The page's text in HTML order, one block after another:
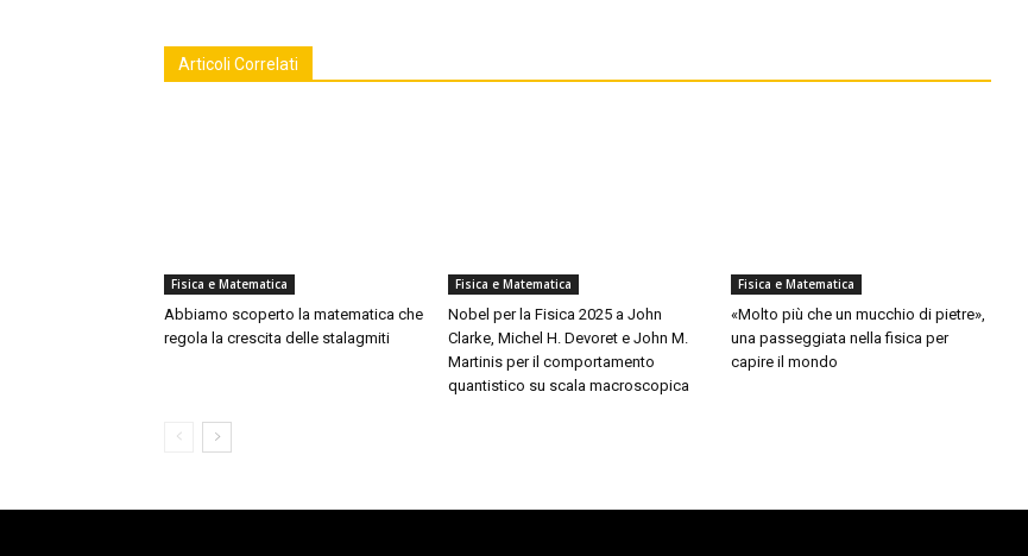
Articoli Correlati
Fisica e Matematica
Abbiamo scoperto la matematica che
regola la crescita delle stalagmiti
Fisica e Matematica
Nobel per la Fisica 2025 a John
Clarke, Michel H. Devoret e John M.
Martinis per il comportamento
quantistico su scala macroscopica
Fisica e Matematica
«Molto più che un mucchio di pietre»,
una passeggiata nella fisica per
capire il mondo